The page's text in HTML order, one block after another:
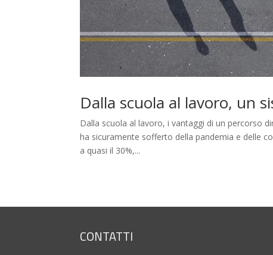
Dalla scuola al lavoro, un
Dalla scuola al lavoro, i vantaggi di un percorso
ha sicuramente sofferto della pandemia e delle
a quasi il 30%,...
CONTATTI